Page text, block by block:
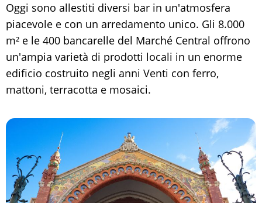
Oggi sono allestiti diversi bar in un'atmosfera
piacevole e con un arredamento unico. Gli 8.000
m² e le 400 bancarelle del Marché Central offrono
un'ampia varietà di prodotti locali in un enorme
edificio costruito negli anni Venti con ferro,
mattoni, terracotta e mosaici.